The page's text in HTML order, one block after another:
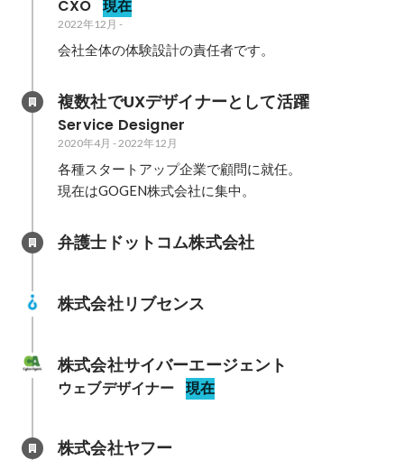
CXO 現在
2022年12月 -
会社全体の体験設計の責任者です。
複数社でUXデザイナーとして活躍
Service Designer
2020年4月 -2022年12月
各種スタートアップ企業で顧問に就任。
現在はGOGEN株式会社に集中。
弁護士ドットコム株式会社
株式会社リブセンス
株式会社サイバーエージェント
ウェブデザイナー 現在
株式会社ヤフー